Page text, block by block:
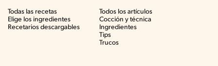
Todas las recetas
Elige los ingredientes
Recetarios descargables
Todos los artículos
Cocción y técnica
Ingredientes
Tips
Trucos